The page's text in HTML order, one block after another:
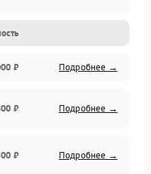
₽ Подробнее →
₽ Подробнее →
₽ Подробнее →